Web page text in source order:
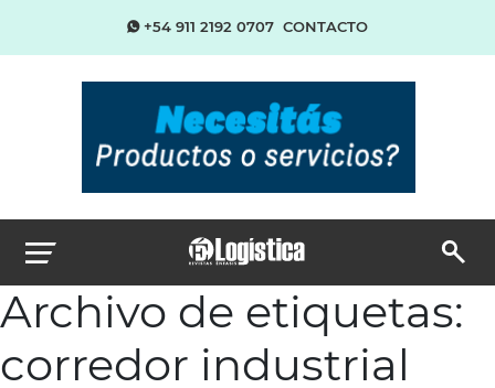
+54 911 2192 0707 CONTACTO
Archivo de etiquetas:
corredor industrial